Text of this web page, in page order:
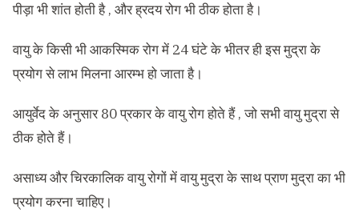
पीड़ा भी शांत होती है , और ह्रदय रोग भी ठीक होता है।
वायु के किसी भी आकस्मिक रोग में 24 घंटे के भीतर ही इस मुद्रा के
प्रयोग से लाभ मिलना आरम्भ हो जाता है।
आयुर्वेद के अनुसार 80 प्रकार के वायु रोग होते हैं , जो सभी वायु मुद्रा से
ठीक होते हैं।
असाध्य और चिरकालिक वायु रोगों में वायु मुद्रा के साथ प्राण मुद्रा का भी
प्रयोग करना चाहिए।